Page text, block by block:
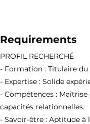
Requirements
PROFIL RECHERCHÉ
- Formation : Titulaire
- Expertise : Solide
- Compétences :
capacités relationnelles.
- Savoir-être : Aptitude